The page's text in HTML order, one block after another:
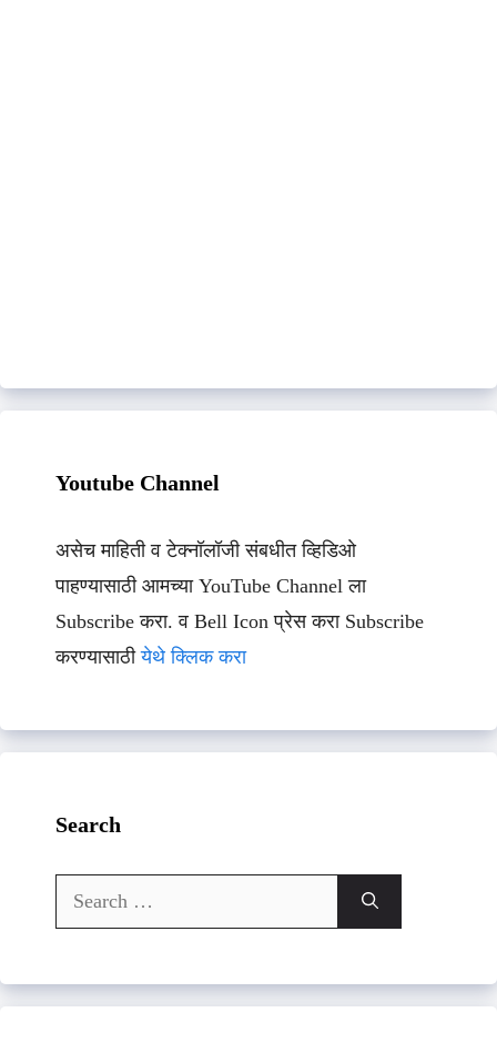
Youtube Channel
असेच माहिती व टेक्नॉलॉजी संबधीत व्हिडिओ
पाहण्यासाठी आमच्या YouTube Channel ला
Subscribe करा. व Bell Icon प्रेस करा Subscribe
करण्यासाठीयेथे क्लिक करा
Search
Search
for: